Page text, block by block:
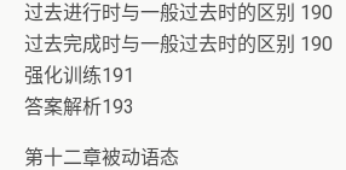
过去进行时与一般过去时的区别 190
过去完成时与一般过去时的区别 190
强化训练191
答案解析193
第十二章被动语态